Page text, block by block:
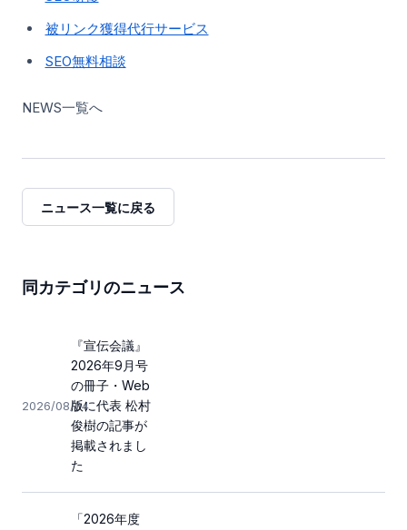
被リンク獲得代行サービス
SEO無料相談
NEWS一覧へ
ニュース一覧に戻る
同カテゴリのニュース
2026/08/04
『宣伝会議』
2026年9月号
の冊子・Web
版に代表 松村
俊樹の記事が
掲載されまし
た
「2026年度